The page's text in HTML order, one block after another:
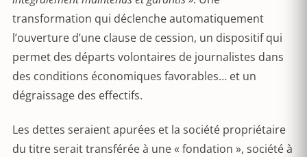
transformation qui déclenche automatiquement
l’ouverture d’une clause de cession, un dispositif qui
permet des départs volontaires de journalistes dans
des conditions économiques favorables… et un
dégraissage des effectifs.
Les dettes seraient apurées et la société propriétaire
du titre serait transférée à une « fondation », société à